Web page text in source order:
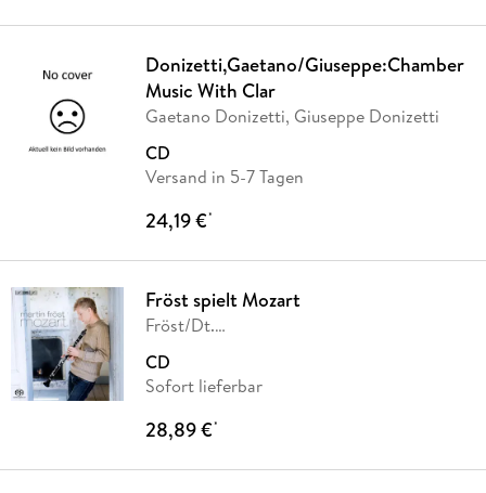
Donizetti,Gaetano/Giuseppe:Chamber
Music With Clar
Gaetano Donizetti, Giuseppe Donizetti
CD
Versand in 5-7 Tagen
24,19 €*
Fröst spielt Mozart
Fröst/Dt.
CD
Sofort lieferbar
28,89 €*